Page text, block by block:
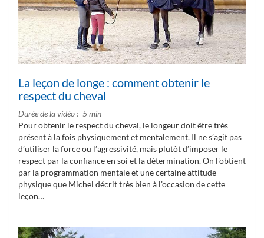
La leçon de longe : comment obtenir le
respect du cheval
Durée de la vidéo
5 min
Pour obtenir le respect du cheval, le longeur doit être très
présent à la fois physiquement et mentalement. Il ne s’agit pas
d’utiliser la force ou l’agressivité, mais plutôt d’imposer le
respect par la confiance en soi et la détermination. On l'obtient
par la programmation mentale et une certaine attitude
physique que Michel décrit très bien à l’occasion de cette
leçon…